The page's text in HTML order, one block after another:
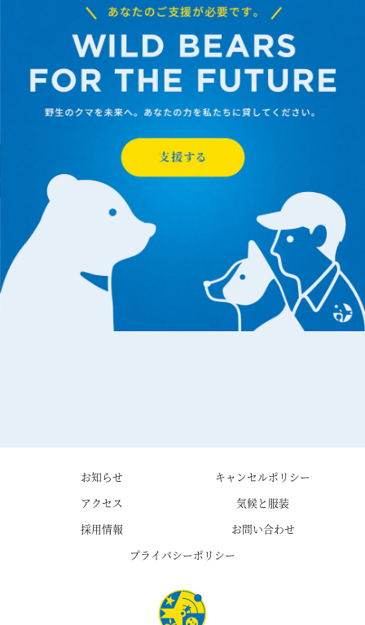
お知らせ
キャンセルポリシー
アクセス
気候と服装
採用情報
お問い合わせ
プライバシーポリシー